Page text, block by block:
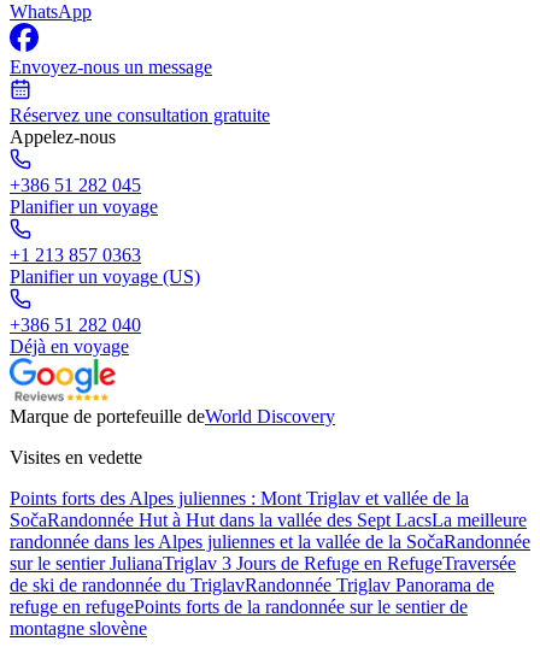
WhatsApp
Envoyez-nous un message
Réservez une consultation gratuite
Appelez-nous
+386 51 282 045
Planifier un voyage
+1 213 857 0363
Planifier un voyage (US)
+386 51 282 040
Déjà en voyage
Marque de portefeuille deWorld Discovery
Visites en vedette
Points forts des Alpes juliennes : Mont Triglav et vallée de la
SočaRandonnée Hut à Hut dans la vallée des Sept LacsLa meilleure
randonnée dans les Alpes juliennes et la vallée de la SočaRandonnée
sur le sentier JulianaTriglav 3 Jours de Refuge en RefugeTraversée
de ski de randonnée du TriglavRandonnée Triglav Panorama de
refuge en refugePoints forts de la randonnée sur le sentier de
montagne slovène